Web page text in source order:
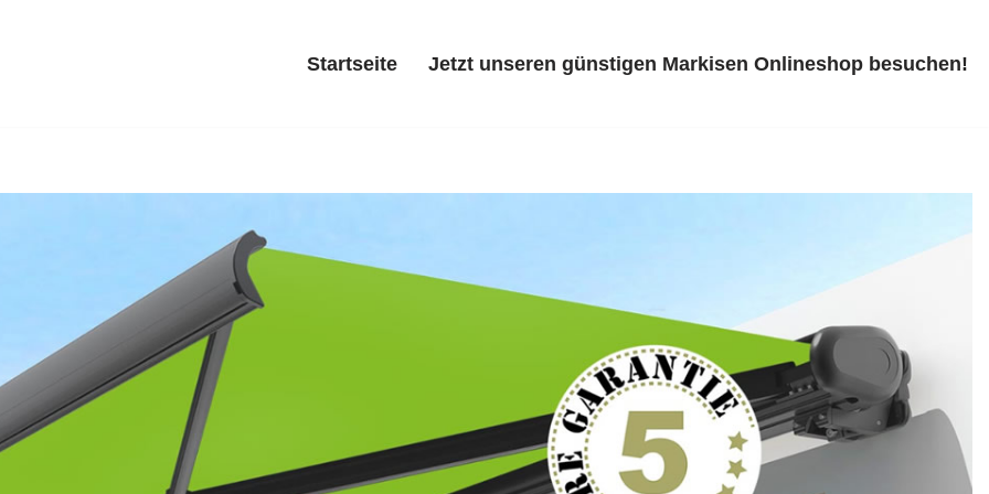
Startseite Jetzt unseren günstigen Markisen Onlineshop besuchen!